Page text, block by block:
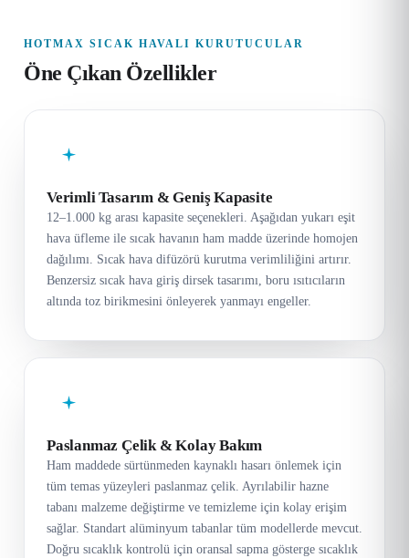
HOTMAX SICAK HAVALI KURUTUCULAR
Öne Çıkan Özellikler
Verimli Tasarım & Geniş Kapasite
12–1.000 kg arası kapasite seçenekleri. Aşağıdan yukarı eşit
hava üfleme ile sıcak havanın ham madde üzerinde homojen
dağılımı. Sıcak hava difüzörü kurutma verimliliğini artırır.
Benzersiz sıcak hava giriş dirsek tasarımı, boru ısıtıcıların
altında toz birikmesini önleyerek yanmayı engeller.
Paslanmaz Çelik & Kolay Bakım
Ham maddede sürtünmeden kaynaklı hasarı önlemek için
tüm temas yüzeyleri paslanmaz çelik. Ayrılabilir hazne
tabanı malzeme değiştirme ve temizleme için kolay erişim
sağlar. Standart alüminyum tabanlar tüm modellerde mevcut.
Doğru sıcaklık kontrolü için oransal sapma gösterge sıcaklık